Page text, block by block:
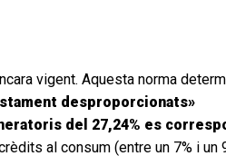
vigent. Aquesta norma
desproporcionats»
del 27,24% es
al consum (entre un 7% i un